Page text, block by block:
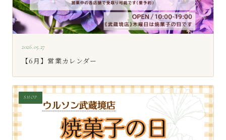
2026.05.27
【6月】営業カレンダー
SHOP